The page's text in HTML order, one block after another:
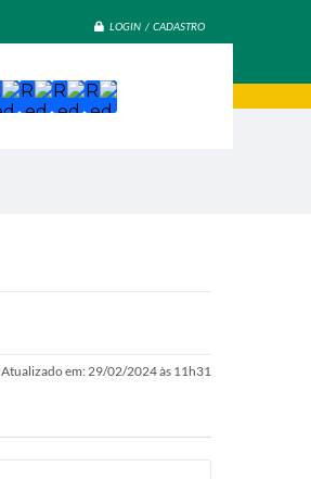
LOGIN / CADASTRO
Atualizado em: 29/02/2024 às 11h31